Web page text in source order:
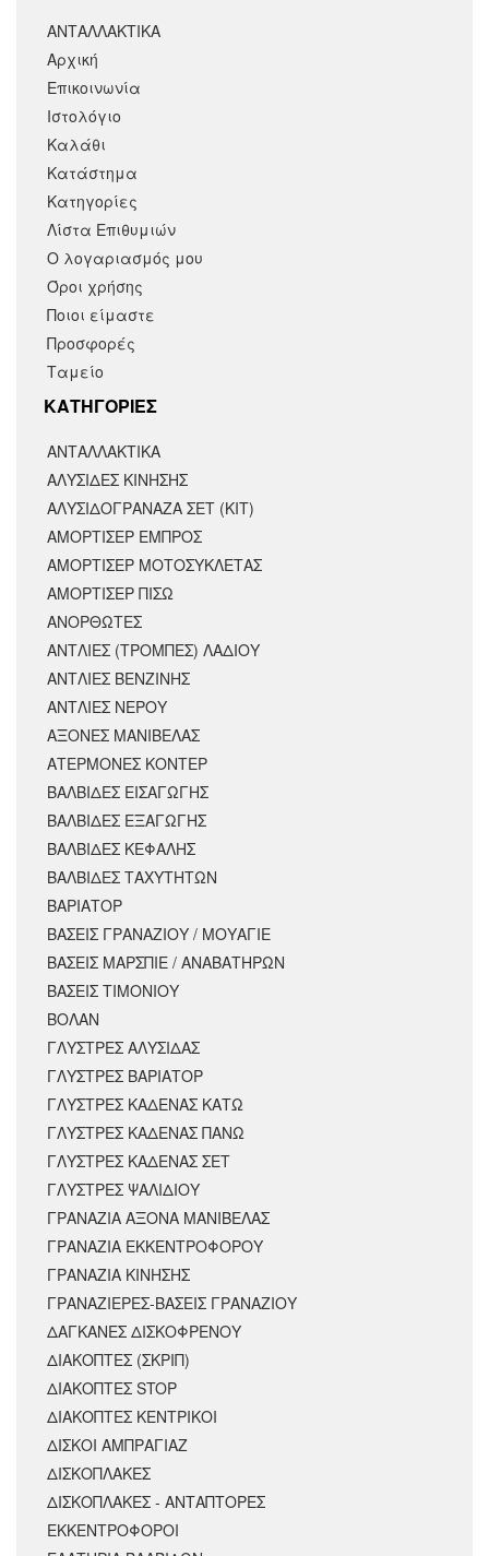
ΑΝΤΑΛΛΑΚΤΙΚΑ
Αρχική
Επικοινωνία
Ιστολόγιο
Καλάθι
Κατάστημα
Κατηγορίες
Λίστα Επιθυμιών
Ο λογαριασμός μου
Όροι χρήσης
Ποιοι είμαστε
Προσφορές
Ταμείο
KΑΤΗΓΟΡΙΕΣ
ΑΝΤΑΛΛΑΚΤΙΚΆ
ΑΛΥΣΙΔΕΣ ΚΙΝΗΣΗΣ
ΑΛΥΣΙΔΟΓΡΑΝΑΖΑ ΣΕΤ (ΚΙΤ)
ΑΜΟΡΤΙΣΕΡ ΕΜΠΡΟΣ
ΑΜΟΡΤΙΣΈΡ ΜΟΤΟΣΥΚΛΈΤΑΣ
ΑΜΟΡΤΙΣΕΡ ΠΙΣΩ
ΑΝΟΡΘΩΤΕΣ
ΑΝΤΛΙΕΣ (ΤΡΟΜΠΕΣ) ΛΑΔΙΟΥ
ΑΝΤΛΙΕΣ ΒΕΝΖΙΝΗΣ
ΑΝΤΛΙΕΣ ΝΕΡΟΥ
ΑΞΟΝΕΣ ΜΑΝΙΒΕΛΑΣ
ΑΤΕΡΜΟΝΕΣ ΚΟΝΤΕΡ
ΒΑΛΒΙΔΕΣ ΕΙΣΑΓΩΓΗΣ
ΒΑΛΒΙΔΕΣ ΕΞΑΓΩΓΗΣ
ΒΑΛΒΙΔΕΣ ΚΕΦΑΛΗΣ
ΒΑΛΒΙΔΕΣ ΤΑΧΥΤΗΤΩΝ
ΒΑΡΙΑΤΟΡ
ΒΑΣΕΙΣ ΓΡΑΝΑΖΙΟΥ / ΜΟΥΑΓΙΕ
ΒΑΣΕΙΣ ΜΑΡΣΠΙΕ / ΑΝΑΒΑΤΗΡΩΝ
ΒΑΣΕΙΣ ΤΙΜΟΝΙΟΥ
ΒΟΛΑΝ
ΓΛΥΣΤΡΕΣ ΑΛΥΣΙΔΑΣ
ΓΛΥΣΤΡΕΣ ΒΑΡΙΑΤΟΡ
ΓΛΥΣΤΡΕΣ ΚΑΔΕΝΑΣ ΚΑΤΩ
ΓΛΥΣΤΡΕΣ ΚΑΔΕΝΑΣ ΠΑΝΩ
ΓΛΥΣΤΡΕΣ ΚΑΔΕΝΑΣ ΣΕΤ
ΓΛΥΣΤΡΕΣ ΨΑΛΙΔΙΟΥ
ΓΡΑΝΑΖΙΑ ΑΞΟΝΑ ΜΑΝΙΒΕΛΑΣ
ΓΡΑΝΑΖΙΑ ΕΚΚΕΝΤΡΟΦΟΡΟΥ
ΓΡΑΝΑΖΙΑ ΚΙΝΗΣΗΣ
ΓΡΑΝΑΖΙΕΡΕΣ-ΒΑΣΕΙΣ ΓΡΑΝΑΖΙΟΥ
ΔΑΓΚΑΝΕΣ ΔΙΣΚΟΦΡΕΝΟΥ
ΔΙΑΚΟΠΤΕΣ (ΣΚΡΙΠ)
ΔΙΑΚΟΠΤΕΣ STOP
ΔΙΑΚΟΠΤΕΣ ΚΕΝΤΡΙΚΟΙ
ΔΙΣΚΟΙ ΑΜΠΡΑΓΙΑΖ
ΔΙΣΚΟΠΛΑΚΕΣ
ΔΙΣΚΟΠΛΑΚΕΣ - ΑΝΤΑΠΤΟΡΕΣ
ΕΚΚΕΝΤΡΟΦΟΡΟΙ